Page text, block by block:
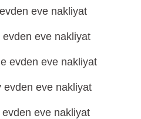
eve nakliyat
eve nakliyat
evden eve nakliyat
evden eve nakliyat
eve nakliyat